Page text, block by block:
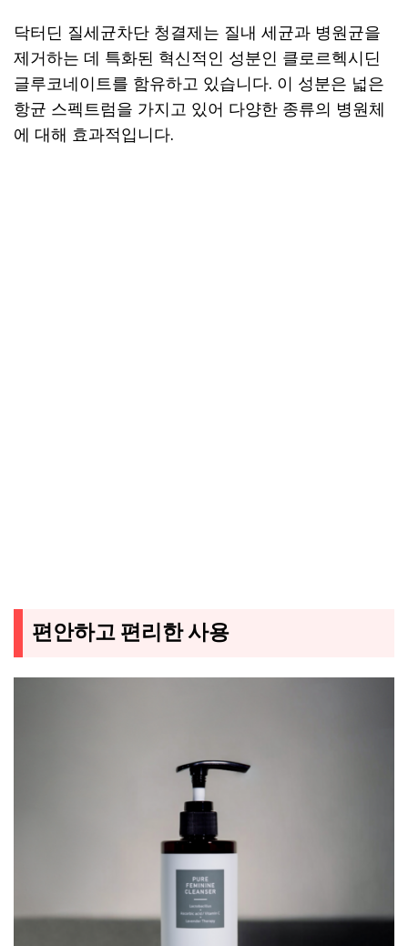
닥터딘 질세균차단 청결제는 질내 세균과 병원균을
제거하는 데 특화된 혁신적인 성분인 클로르헥시딘
글루코네이트를 함유하고 있습니다. 이 성분은 넓은
항균 스펙트럼을 가지고 있어 다양한 종류의 병원체
에 대해 효과적입니다.
편안하고 편리한 사용